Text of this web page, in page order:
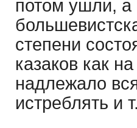
потом ушли, а
степени
казаков как
надлежало
истреблять и